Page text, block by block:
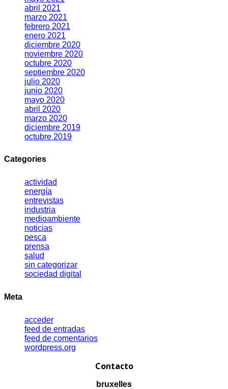
abril 2021
marzo 2021
febrero 2021
enero 2021
diciembre 2020
noviembre 2020
octubre 2020
septiembre 2020
julio 2020
junio 2020
mayo 2020
abril 2020
marzo 2020
diciembre 2019
octubre 2019
Categories
actividad
energía
entrevistas
industria
medioambiente
noticias
pesca
prensa
salud
sin categorizar
sociedad digital
Meta
acceder
feed de entradas
feed de comentarios
wordpress.org
Contacto
bruxelles